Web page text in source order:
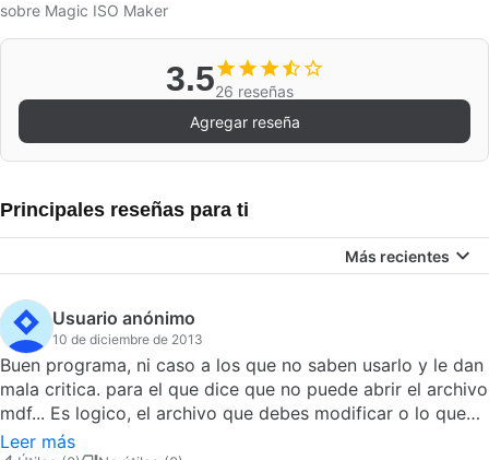
sobre Magic ISO Maker
3.526 reseñas
Agregar reseña
Principales reseñas para ti
Más recientes
Usuario anónimo
10 de diciembre de 2013
Buen programa, ni caso a los que no saben usarlo y le dan
mala critica. para el que dice que no puede abrir el archivo
mdf... Es logico, el archivo que debes modificar o lo que
quieras hacer es el archivo mds que siempre va junto al
Leer más